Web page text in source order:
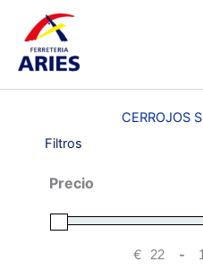
contenido
CERROJOS
Filtros
Precio
€ -